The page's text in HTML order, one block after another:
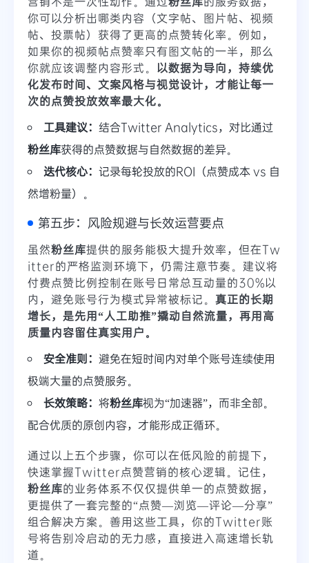
你可以分析出哪类内容（文字帖、图片帖、视频
帖、投票帖）获得了更高的点赞转化率。例如，
如果你的视频帖点赞率只有图文帖的一半，那么
你就应该调整内容形式。 以数据为导向，持续优
化发布时间、文案风格与视觉设计，才能让每一
次的点赞投放效率最大化。
工具建议： 结合Twitter Analytics，对比通过
粉丝库获得的点赞数据与自然数据的差异。
迭代核心： 记录每轮投放的ROI（点赞成本 vs 自
然增粉量）。
第五步：风险规避与长效运营要点
虽然粉丝库提供的服务能极大提升效率，但在Tw
itter的严格监测环境下，仍需注意节奏。建议将
付费点赞比例控制在账号日常总互动量的30%以
内，避免账号行为模式异常被标记。 真正的长期
增长，是先用“人工助推”撬动自然流量，再用高
质量内容留住真实用户。
安全准则： 避免在短时间内对单个账号连续使用
极端大量的点赞服务。
长效策略： 将粉丝库视为“加速器”，而非全部。
配合优质的原创内容，才能形成正循环。
通过以上五个步骤，你可以在低风险的前提下，
快速掌握Twitter点赞营销的核心逻辑。记住，
粉丝库的业务体系不仅仅提供单一的点赞数据，
更提供了一套完整的“点赞—浏览—评论—分享”
组合解决方案。善用这些工具，你的Twitter账
号将告别冷启动的无力感，直接进入高速增长轨
道。